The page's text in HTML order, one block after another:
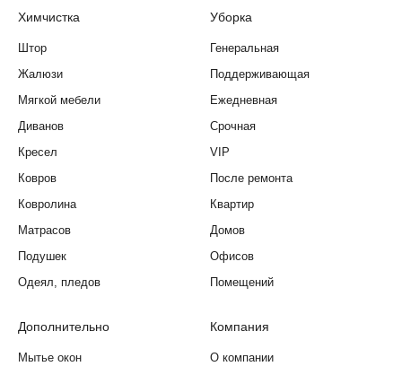
Химчистка
Штор
Жалюзи
Мягкой мебели
Диванов
Кресел
Ковров
Ковролина
Матрасов
Подушек
Одеял, пледов
Уборка
Генеральная
Поддерживающая
Ежедневная
Срочная
VIP
После ремонта
Квартир
Домов
Офисов
Помещений
Дополнительно
Мытье окон
Компания
О компании